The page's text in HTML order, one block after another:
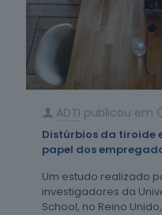
ADTI publicou em
Distúrbios da tiroide
papel dos
Um estudo realizado
investigadores da
School, no Reino Unido,